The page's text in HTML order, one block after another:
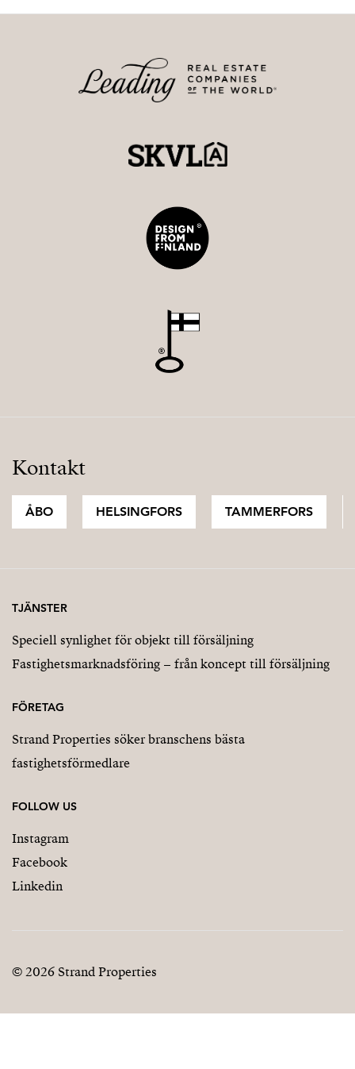
Kontakt
ÅBO HELSINGFORS TAMMERFORS
TJÄNSTER
Speciell synlighet för objekt till försäljning
Fastighetsmarknadsföring – från koncept till försäljning
FÖRETAG
Strand Properties söker branschens bästa
fastighetsförmedlare
FOLLOW US
Instagram
Facebook
Linkedin
© 2026 Strand Properties